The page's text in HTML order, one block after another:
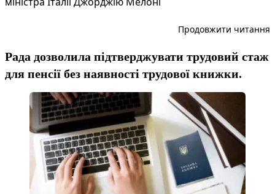
Продовжити читання
Рада дозволила підтверджувати трудовий стаж
для пенсії без наявності трудової книжки.